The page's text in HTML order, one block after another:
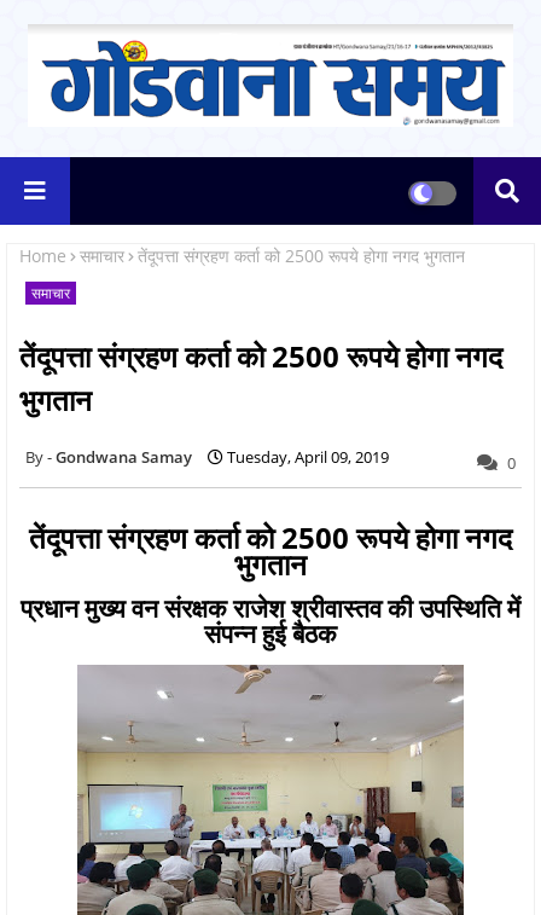
Home समाचार तेंदूपत्ता संग्रहण कर्ता को 2500 रूपये होगा नगद भुगतान
समाचार
तेंदूपत्ता संग्रहण कर्ता को 2500 रूपये होगा नगद
भुगतान
Gondwana Samay Tuesday, April 09, 2019 0
तेंदूपत्ता संग्रहण कर्ता को 2500 रूपये होगा नगद
भुगतान
प्रधान मुख्य वन संरक्षक राजेश श्रीवास्तव की उपस्थिति में
संपन्न हुई बैठक